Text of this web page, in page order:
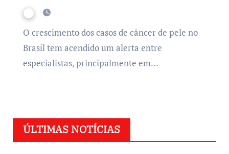
O crescimento dos casos de câncer de pele no
Brasil tem acendido um alerta entre
especialistas, principalmente em…
ÚLTIMAS NOTÍCIAS